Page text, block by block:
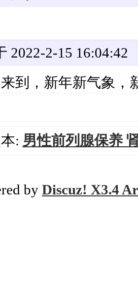
2022-2-15 16:04:42
到，新年新气象，
: 男性前列腺保养
by Discuz! X3.4